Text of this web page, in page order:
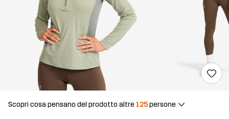
Scopri cosa pensano del prodotto altre 125persone